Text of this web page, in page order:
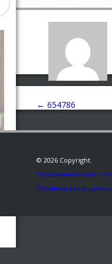
← 654786
© 2026 Copyright.
Пользовательское
Политика